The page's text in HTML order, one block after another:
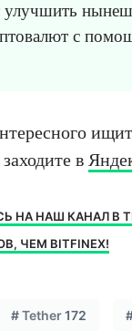
улучшить
с
в
НА НАШ КАНАЛ В
ЧЕМ BITFINEX!
#Tether172